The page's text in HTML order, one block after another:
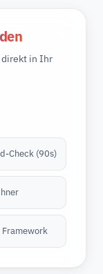
direkt in Ihr
Check (90s)
Framework